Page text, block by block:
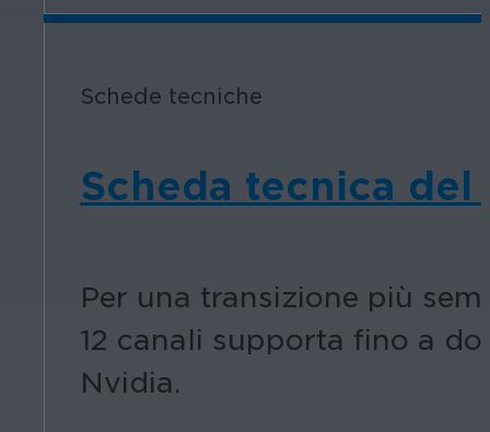
Schede tecniche
Scheda tecnica
Per una transizione più
12 canali supporta fino a
Nvidia.